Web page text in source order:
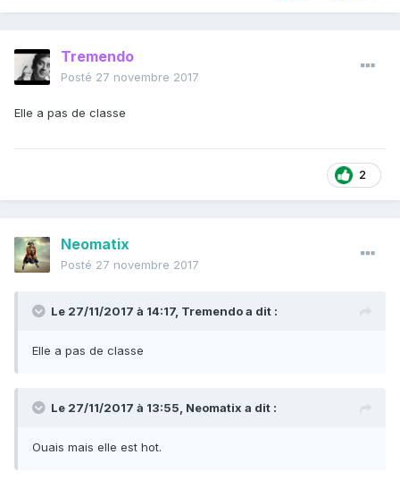
Tremendo
Posté 27 novembre 2017
Elle a pas de classe
2
Neomatix
Posté 27 novembre 2017
Le 27/11/2017 à 14:17, Tremendoa dit :
Elle a pas de classe
Le 27/11/2017 à 13:55, Neomatix a dit :
Ouais mais elle est hot.